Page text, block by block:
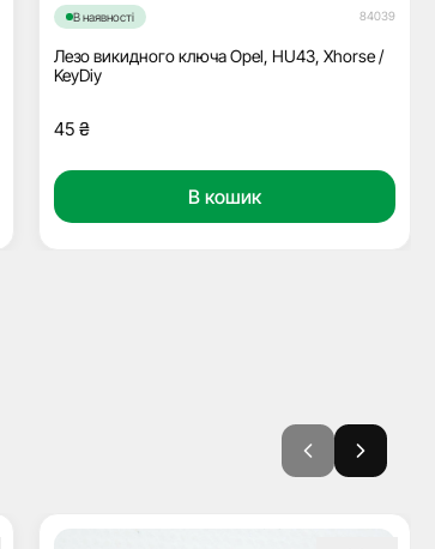
В наявності 84039
Лезо викидного ключа Opel, HU43, Xhorse /
KeyDiy
45 ₴
В кошик